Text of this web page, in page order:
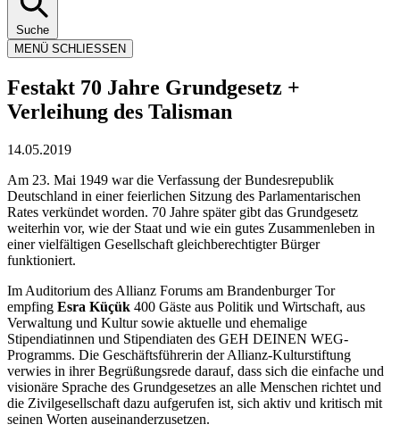
Suche
MENÜ SCHLIESSEN
Festakt 70 Jahre Grundgesetz +
Verleihung des Talisman
14.05.2019
Am 23. Mai 1949 war die Verfassung der Bundesrepublik
Deutschland in einer feierlichen Sitzung des Parlamentarischen
Rates verkündet worden. 70 Jahre später gibt das Grundgesetz
weiterhin vor, wie der Staat und wie ein gutes Zusammenleben in
einer vielfältigen Gesellschaft gleichberechtigter Bürger
funktioniert.
Im Auditorium des Allianz Forums am Brandenburger Tor
empfing Esra Küçük 400 Gäste aus Politik und Wirtschaft, aus
Verwaltung und Kultur sowie aktuelle und ehemalige
Stipendiatinnen und Stipendiaten des GEH DEINEN WEG-
Programms. Die Geschäftsführerin der Allianz-Kulturstiftung
verwies in ihrer Begrüßungsrede darauf, dass sich die einfache und
visionäre Sprache des Grundgesetzes an alle Menschen richtet und
die Zivilgesellschaft dazu aufgerufen ist, sich aktiv und kritisch mit
seinen Worten auseinanderzusetzen.